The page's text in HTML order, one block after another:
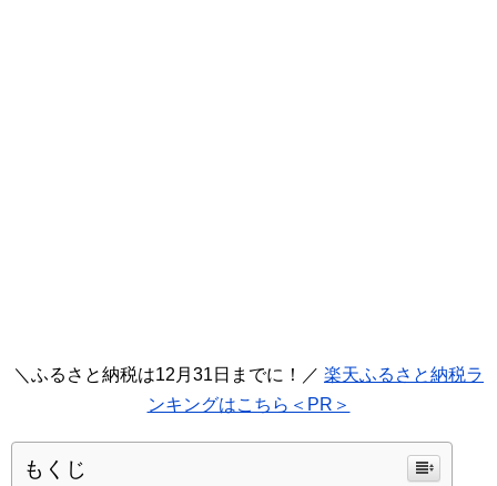
＼ふるさと納税は12月31日までに！／ 楽天ふるさと納税ラ
ンキングはこちら＜PR＞
もくじ